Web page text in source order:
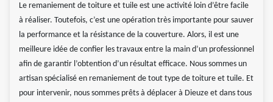
Le remaniement de toiture et tuile est une activité loin d’être facile
à réaliser. Toutefois, c’est une opération très importante pour sauver
la performance et la résistance de la couverture. Alors, il est une
meilleure idée de confier les travaux entre la main d’un professionnel
afin de garantir l’obtention d’un résultat efficace. Nous sommes un
artisan spécialisé en remaniement de tout type de toiture et tuile. Et
pour intervenir, nous sommes prêts à déplacer à Dieuze et dans tous